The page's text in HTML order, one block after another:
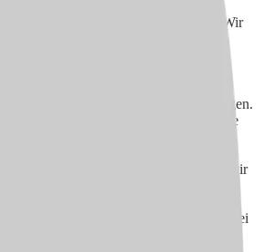
unsere 102 Bewohner:innen. Wir
mit unterschiedlichen
das Zentrum für besondere
uns gibt es die außerklinische
wo speziell Bewohner:innen sind, die
Tracheotomie und Beatmung benötigen.
und Fördern (Phase G) ist auf Pflege
mit erworbenen neurologischen
Es handelt sich dabei um eine
Trainingseinheit. Außerdem haben wir
für Ergo- und
Wir suchen zurzeit nach
wollen. Bewerben Sie sich bei